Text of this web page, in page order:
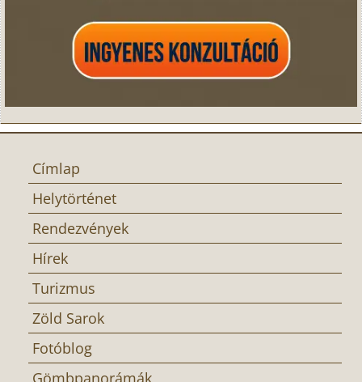
Címlap
Helytörténet
Rendezvények
Hírek
Turizmus
Zöld Sarok
Fotóblog